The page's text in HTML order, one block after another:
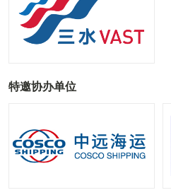
特邀协办单位